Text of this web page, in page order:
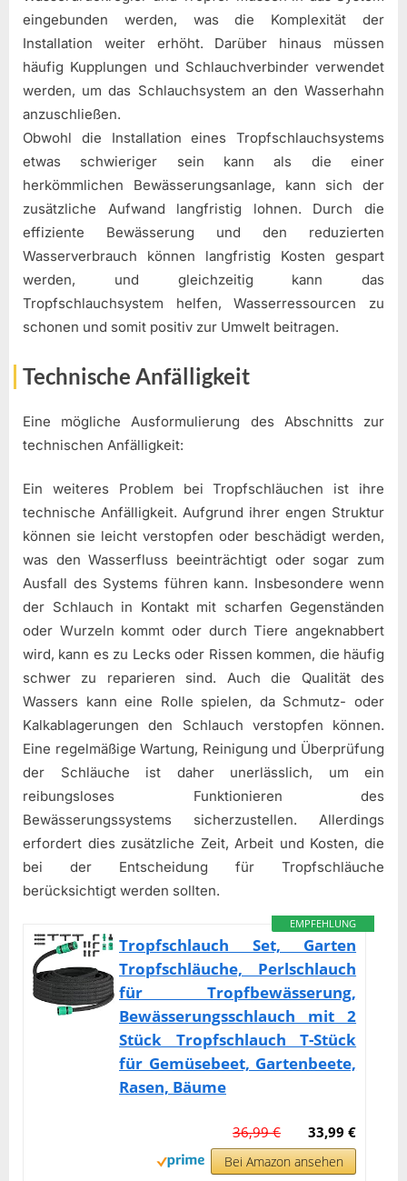
eingebunden werden, was die Komplexität der
Installation weiter erhöht. Darüber hinaus müssen
häufig Kupplungen und Schlauchverbinder verwendet
werden, um das Schlauchsystem an den Wasserhahn
anzuschließen.
Obwohl die Installation eines Tropfschlauchsystems
etwas schwieriger sein kann als die einer
herkömmlichen Bewässerungsanlage, kann sich der
zusätzliche Aufwand langfristig lohnen. Durch die
effiziente Bewässerung und den reduzierten
Wasserverbrauch können langfristig Kosten gespart
werden, und gleichzeitig kann das
Tropfschlauchsystem helfen, Wasserressourcen zu
schonen und somit positiv zur Umwelt beitragen.
Technische Anfälligkeit
Eine mögliche Ausformulierung des Abschnitts zur
technischen Anfälligkeit:
Ein weiteres Problem bei Tropfschläuchen ist ihre
technische Anfälligkeit. Aufgrund ihrer engen Struktur
können sie leicht verstopfen oder beschädigt werden,
was den Wasserfluss beeinträchtigt oder sogar zum
Ausfall des Systems führen kann. Insbesondere wenn
der Schlauch in Kontakt mit scharfen Gegenständen
oder Wurzeln kommt oder durch Tiere angeknabbert
wird, kann es zu Lecks oder Rissen kommen, die häufig
schwer zu reparieren sind. Auch die Qualität des
Wassers kann eine Rolle spielen, da Schmutz- oder
Kalkablagerungen den Schlauch verstopfen können.
Eine regelmäßige Wartung, Reinigung und Überprüfung
der Schläuche ist daher unerlässlich, um ein
reibungsloses Funktionieren des
Bewässerungssystems sicherzustellen. Allerdings
erfordert dies zusätzliche Zeit, Arbeit und Kosten, die
bei der Entscheidung für Tropfschläuche
berücksichtigt werden sollten.
EMPFEHLUNG
Tropfschlauch Set, Garten
Tropfschläuche, Perlschlauch
für Tropfbewässerung,
Bewässerungsschlauch mit 2
Stück Tropfschlauch T-Stück
für Gemüsebeet, Gartenbeete,
Rasen, Bäume
33,99 €
36,99 €
Bei Amazon ansehen